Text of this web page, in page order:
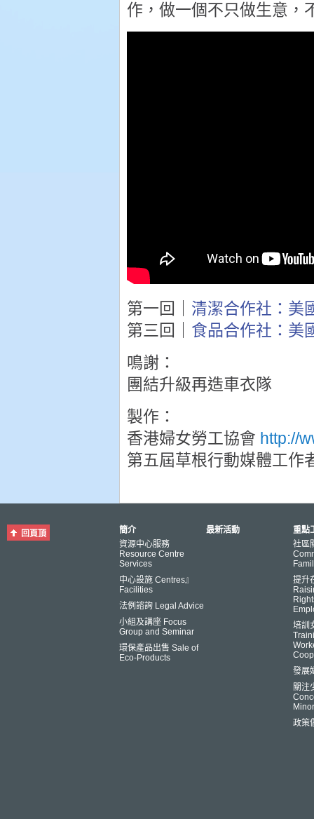
作，做一個不只做生意，
第一回｜ 清潔合作社：美
第三回｜ 食品合作社：美
鳴謝：
團結升級再造車衣隊
製作：
香港婦女勞工協會 http://
第五屆草根行動媒體工作
回頁頂
簡介
資源中心服務
Resource Centre
Services
中心設施 Centres』
Facilities
法例諮詢 Legal Advice
小組及講座 Focus
Group and Seminar
環保產品出售 Sale of
Eco-Products
最新活動
重點
社區
提升
培訓
發展
關注
政策